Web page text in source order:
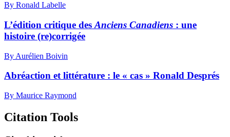
By Ronald Labelle
L’édition critique des Anciens Canadiens : une
histoire (re)corrigée
By Aurélien Boivin
Abréaction et littérature : le « cas » Ronald Després
By Maurice Raymond
Citation Tools